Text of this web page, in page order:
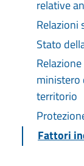
relative
Relazioni
Stato
ministero
territorio
Fattori